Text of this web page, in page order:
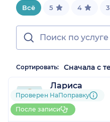
Всё 5 4 3
Сортировать:
Лариса
3 отзыва
До 5 записей через
НаПоправку
Проверен НаПоправку
После записи